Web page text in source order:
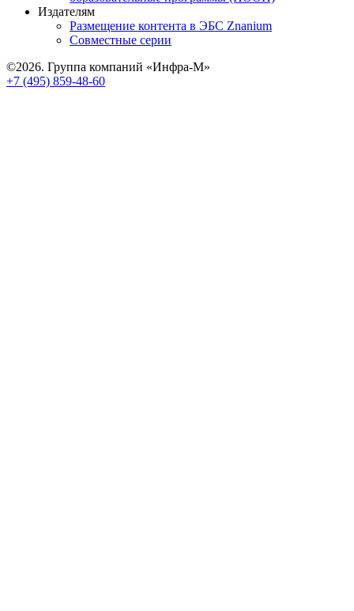
Издателям
Размещение контента в ЭБС Znanium
Совместные серии
©2026. Группа компаний «Инфра-М»
+7 (495) 859-48-60